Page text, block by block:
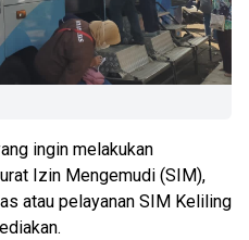
ingin melakukan
Izin Mengemudi (SIM),
atau pelayanan SIM Keliling